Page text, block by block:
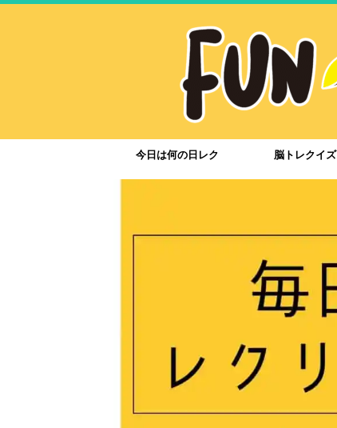
今日は何の日レク 脳トレクイズ